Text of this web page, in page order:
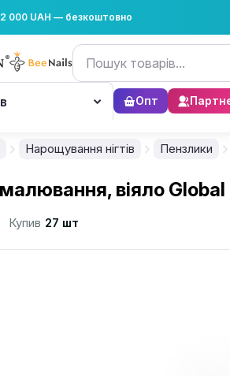
2 000 UAH — безкоштовно
Опт
Нарощування нігтів Пензлики
віяло Global
Купив 27 шт